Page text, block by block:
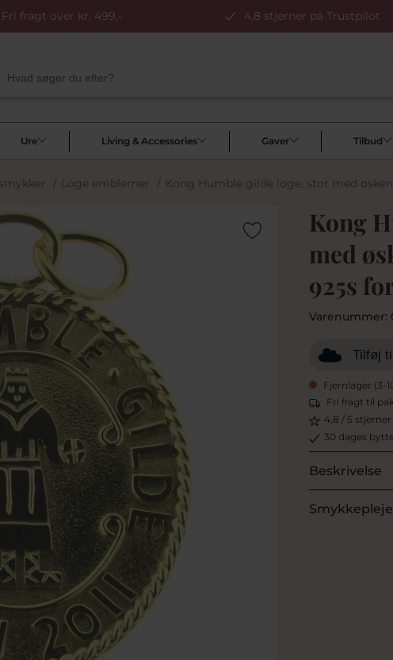
Fri fragt over kr. 499,- 4,8 stjerner på Trustpilot
Ure Living & Accessories Gaver Tilbud
/ Loge emblemer / Kong Humble gilde loge, stor med
Kong
med
925s
Varenummer:
Tilføj
Fjernlager (3-
Fri fragt til
4,8 / 5
30 dages
Beskrivelse
Smykkepleje